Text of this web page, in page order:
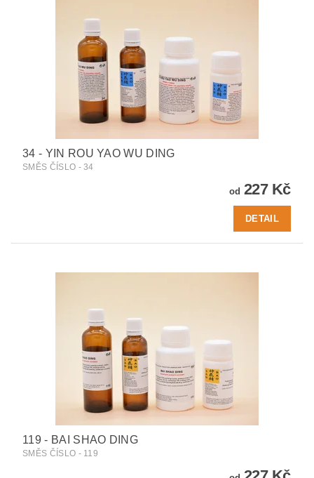
34 - YIN ROU YAO WU DING
SMĚS ČÍSLO - 34
od 227 Kč
DETAIL
119 - BAI SHAO DING
SMĚS ČÍSLO - 119